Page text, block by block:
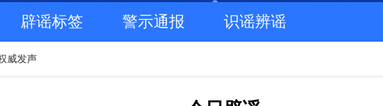
辟谣标签 警示通报 识谣辨谣
威发声